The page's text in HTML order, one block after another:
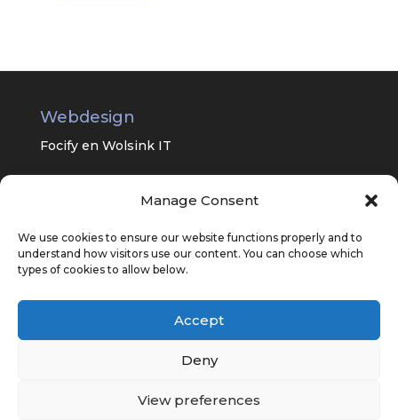
Manage Consent
We use cookies to ensure our website functions properly and to
understand how visitors use our content. You can choose which
types of cookies to allow below.
Accept
Deny
View preferences
Webdesign
Focify en Wolsink IT
Universitair Centrum Psychiatrie van